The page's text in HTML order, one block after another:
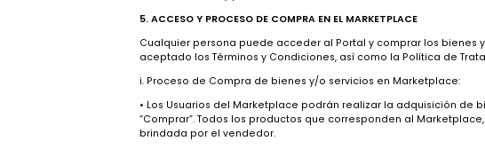
El acceso y el uso del Portal y el servicio por parte del
Tratamiento de Datos Personales del Portal y demás
adquiere la calidad de Usuario. En ese sentido, con la
5. ACCESO Y PROCESO DE COMPRA EN EL MARKETPLACE
Cualquier persona puede acceder al Portal y comprar
aceptado los Términos y Condiciones, así como la